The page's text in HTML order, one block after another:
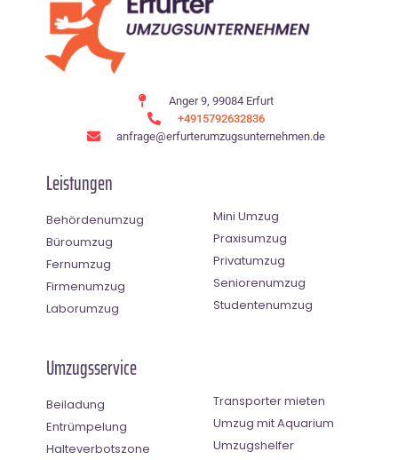
Anger 9, 99084 Erfurt
+4915792632836
anfrage@erfurterumzugsunternehmen.de
Leistungen
Behördenumzug
Büroumzug
Fernumzug
Firmenumzug
Laborumzug
Mini Umzug
Praxisumzug
Privatumzug
Seniorenumzug
Studentenumzug
Umzugsservice
Beiladung
Entrümpelung
Halteverbotszone
Transporter mieten
Umzug mit Aquarium
Umzugshelfer